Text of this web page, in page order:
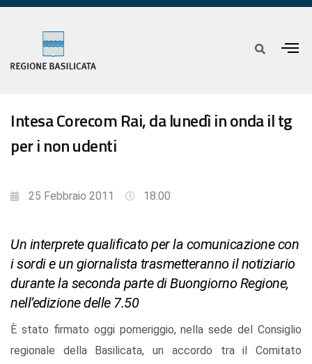
Intesa Corecom Rai, da lunedì in onda il tg
per i non udenti
25 Febbraio 2011 18:00
Un interprete qualificato per la comunicazione con
i sordi e un giornalista trasmetteranno il notiziario
durante la seconda parte di Buongiorno Regione,
nell’edizione delle 7.50
È stato firmato oggi pomeriggio, nella sede del Consiglio
regionale della Basilicata, un accordo tra il Comitato